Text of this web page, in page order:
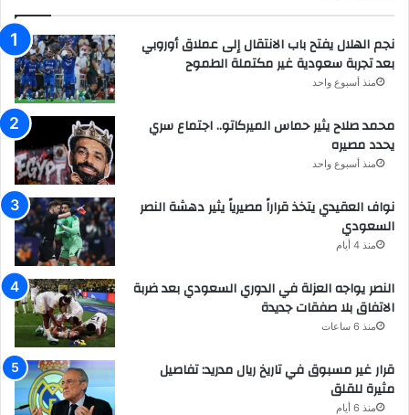
نجم الهلال يفتح باب الانتقال إلى عملاق أوروبي
بعد تجربة سعودية غير مكتملة الطموح
منذ أسبوع واحد
محمد صلاح يثير حماس الميركاتو.. اجتماع سري
يحدد مصيره
منذ أسبوع واحد
نواف العقيدي يتخذ قراراً مصيرياً يثير دهشة النصر
السعودي
منذ 4 أيام
النصر يواجه العزلة في الدوري السعودي بعد ضربة
الاتفاق بلا صفقات جديدة
منذ 6 ساعات
قرار غير مسبوق في تاريخ ريال مدريد: تفاصيل
مثيرة للقلق
منذ 6 أيام